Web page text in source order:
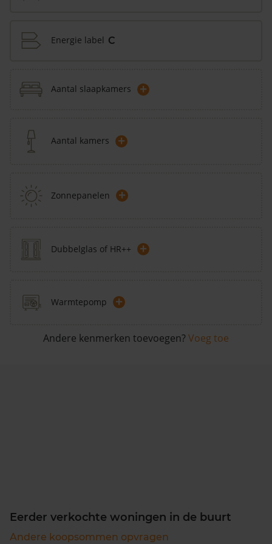
Energie label C
Aantal slaapkamers +
Aantal kamers +
Zonnepanelen +
Dubbelglas of HR++ +
Warmtepomp +
Andere kenmerken toevoegen? Voeg toe
Eerder verkochte woningen in de buurt
Andere koopsommen opvragen